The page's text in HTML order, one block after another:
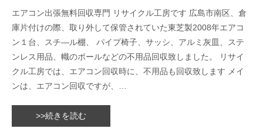
エアコン出張無料回収専門 リサイクル工房です 広島市南区、倉
庫片付けの際、取り外して保管されていた東芝製2008年エアコ
ン１台、スチ―ル棚、 パイプ椅子、サッシ、アルミ灰皿、ステ
ンレス用品、幟のポールなどの不用品回収致しました。 リサイ
クル工房では、エアコン回収時に、不用品も回収致します メイ
ンは、エアコン回収ですが、…
>>続きを読む